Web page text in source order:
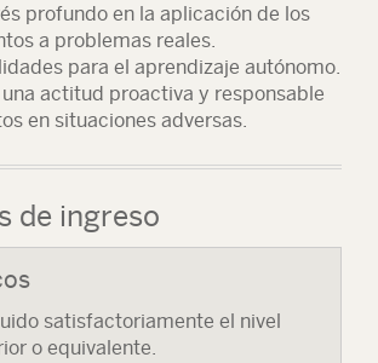
profundo en la aplicación de los
a problemas reales.
para el aprendizaje autónomo.
actitud proactiva y responsable
en situaciones adversas.
de ingreso
satisfactoriamente el nivel
o equivalente.